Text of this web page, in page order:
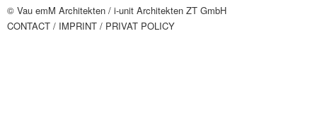
© Vau emM Architekten / i-unit Architekten ZT GmbH
CONTACT / IMPRINT / PRIVAT POLICY